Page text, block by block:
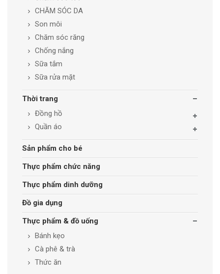
CHĂM SÓC DA
Son môi
Chăm sóc răng
Chống nắng
Sữa tắm
Sữa rửa mặt
Thời trang
Đồng hồ
Quần áo
Sản phẩm cho bé
Thực phẩm chức năng
Thực phẩm dinh dưỡng
Đồ gia dụng
Thực phẩm & đồ uống
Bánh kẹo
Cà phê & trà
Thức ăn